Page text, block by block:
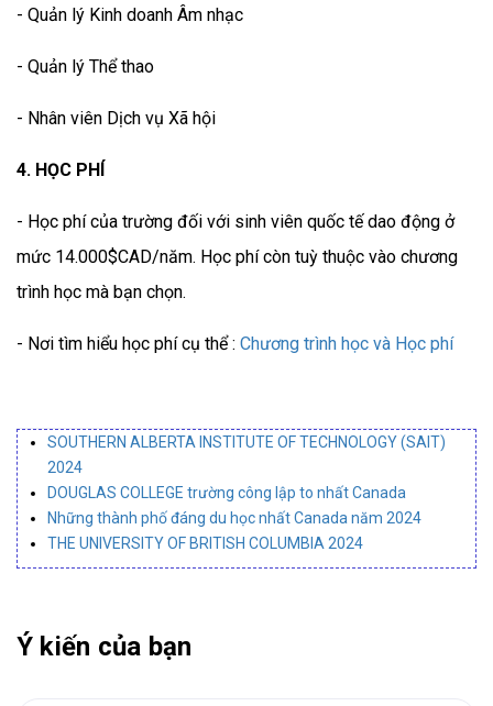
- Quản lý Kinh doanh Âm nhạc
- Quản lý Thể thao
- Nhân viên Dịch vụ Xã hội
4. HỌC PHÍ
- Học phí của trường đối với sinh viên quốc tế dao động ở
mức 14.000$CAD/năm. Học phí còn tuỳ thuộc vào chương
trình học mà bạn chọn.
- Nơi tìm hiểu học phí cụ thể : Chương trình học và Học phí
SOUTHERN ALBERTA INSTITUTE OF TECHNOLOGY (SAIT)
2024
DOUGLAS COLLEGE trường công lập to nhất Canada
Những thành phố đáng du học nhất Canada năm 2024
THE UNIVERSITY OF BRITISH COLUMBIA 2024
Ý kiến của bạn